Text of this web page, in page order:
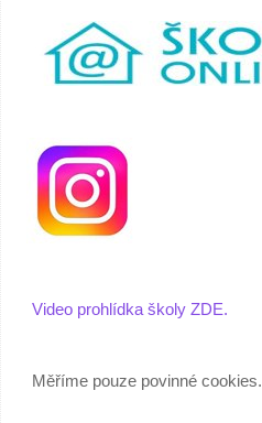
Video prohlídka školy ZDE.
Měříme pouze povinné cookies.